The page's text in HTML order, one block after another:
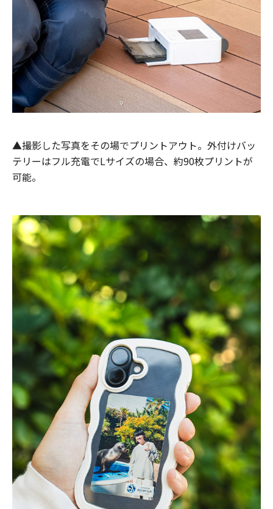
▲撮影した写真をその場でプリントアウト。外付けバッ
テリーはフル充電でLサイズの場合、約90枚プリントが
可能。